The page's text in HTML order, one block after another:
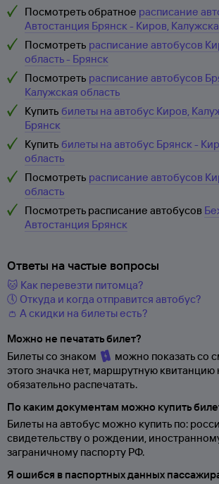
Посмотреть обратное расписание
Автостанция Брянск - Киров,
Посмотреть расписание автобусов
область - Брянск
Посмотреть расписание автобусов
Калужская область
Купить билеты на автобус Киров,
Брянск
Купить билеты на автобус Брянск -
область
Посмотреть расписание автобусов
область
Посмотреть расписание автобусов
Автостанция Брянск
Ответы на частые вопросы
🐱 Как перевезти питомца?
🕔 Откуда и когда отправится автобус?
👛 А скидки на билеты есть?
Можно не печатать билет?
Билеты со знаком
можно показать со
этого значка нет, маршрутную квитанцию
обязательно распечатать.
По каким документам можно купить
Билеты на автобус можно купить по:
свидетельству о рождении,
заграничному паспорту РФ.
Я ошибся в паспортных данных